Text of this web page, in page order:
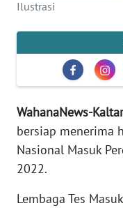
Ilustrasi
WahanaNews-
bersiap menerima
Nasional Masuk
2022.
Lembaga Tes
KAMI
PEDOMAN
MEDIA
SIBER
REDAKSI
KARIR